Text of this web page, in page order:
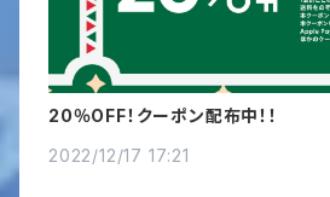
20％OFF！クーポン配布中！！
2022/12/17 17:21